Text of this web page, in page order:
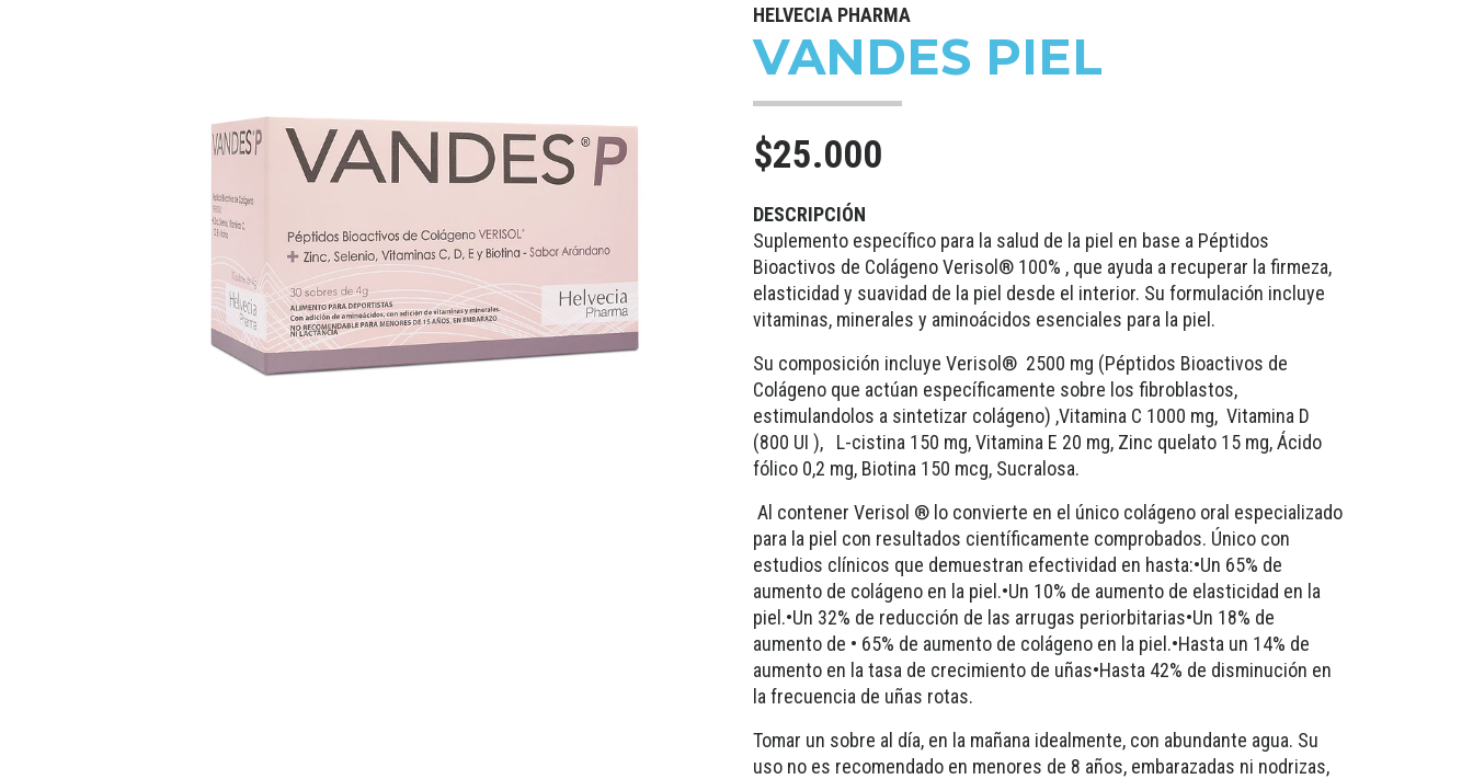
HELVECIA PHARMA
VANDES PIEL
$25.000
DESCRIPCIÓN
Suplemento específico para la salud de la piel en base a Péptidos
Bioactivos de Colágeno Verisol® 100% , que ayuda a recuperar la firmeza,
elasticidad y suavidad de la piel desde el interior. Su formulación incluye
vitaminas, minerales y aminoácidos esenciales para la piel.
Su composición incluye Verisol® 2500 mg (Péptidos Bioactivos de
Colágeno que actúan específicamente sobre los fibroblastos,
estimulandolos a sintetizar colágeno) ,Vitamina C 1000 mg, Vitamina D
(800 UI ), L-cistina 150 mg, Vitamina E 20 mg, Zinc quelato 15 mg, Ácido
fólico 0,2 mg, Biotina 150 mcg, Sucralosa.
Al contener Verisol ® lo convierte en el único colágeno oral especializado
para la piel con resultados científicamente comprobados. Único con
estudios clínicos que demuestran efectividad en hasta:•Un 65% de
aumento de colágeno en la piel.•Un 10% de aumento de elasticidad en la
piel.•Un 32% de reducción de las arrugas periorbitarias•Un 18% de
aumento de • 65% de aumento de colágeno en la piel.•Hasta un 14% de
aumento en la tasa de crecimiento de uñas•Hasta 42% de disminución en
la frecuencia de uñas rotas.
Tomar un sobre al día, en la mañana idealmente, con abundante agua. Su
uso no es recomendado en menores de 8 años, embarazadas ni nodrizas,